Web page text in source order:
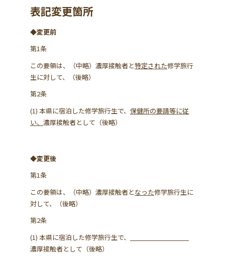
このサイトについて
プライバシーポリシー
表記変更箇所
◆変更前
第1条
この要領は、（中略）濃厚接触者と特定された修学旅行
生に対して、（後略）
第2条
(1) 本県に宿泊した修学旅行生で、 保健所の要請等に従
い、 濃厚接触者として（後略）
◆変更後
第1条
この要領は、（中略）濃厚接触者となった修学旅行生に
対して、（後略）
第2条
(1) 本県に宿泊した修学旅行生で、
濃厚接触者として（後略）